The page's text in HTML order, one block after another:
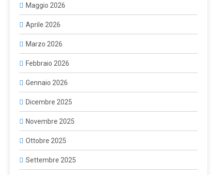
Maggio 2026
Aprile 2026
Marzo 2026
Febbraio 2026
Gennaio 2026
Dicembre 2025
Novembre 2025
Ottobre 2025
Settembre 2025